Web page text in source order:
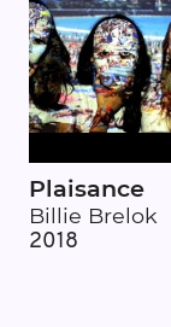
Plaisance
Billie Brelok
2018